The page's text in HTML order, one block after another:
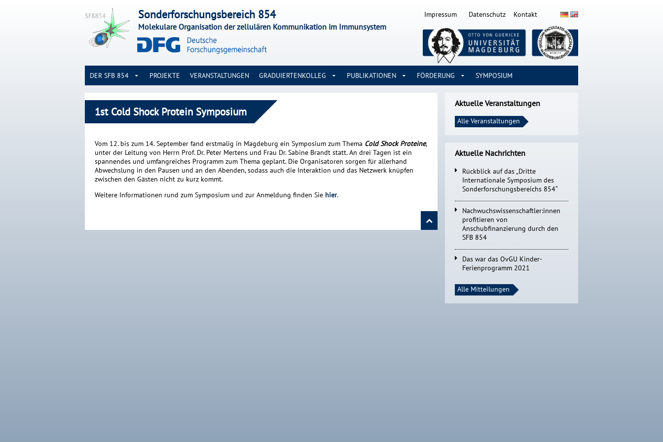
Sonderforschungsbereich 854
Molekulare Organisation der zellulären Kommunikation im Immunsystem
Kontakt
Datenschutz
Impressum
DER SFB 854 PROJEKTE VERANSTALTUNGEN GRADUIERTENKOLLEG PUBLIKATIONEN FÖRDERUNG SYMPOSIUM
1st Cold Shock Protein Symposium
Vom 12. bis zum 14. September fand erstmalig in Magdeburg ein Symposium zum Thema Cold Shock Proteine,
unter der Leitung von Herrn Prof. Dr. Peter Mertens und Frau Dr. Sabine Brandt statt. An drei Tagen ist ein
spannendes und umfangreiches Programm zum Thema geplant. Die Organisatoren sorgen für allerhand
Abwechslung in den Pausen und an den Abenden, sodass auch die Interaktion und das Netzwerk knüpfen
zwischen den Gästen nicht zu kurz kommt.
Weitere Informationen rund zum Symposium und zur Anmeldung finden Sie hier.
Aktuelle Veranstaltungen
Alle Veranstaltungen
Aktuelle Nachrichten
Rückblick auf das „Dritte
Internationale Symposium des
Sonderforschungsbereichs 854“
Nachwuchswissenschaftler:innen
profitieren von
Anschubfinanzierung durch den
SFB 854
Das war das OvGU Kinder-
Ferienprogramm 2021
Alle Mitteilungen